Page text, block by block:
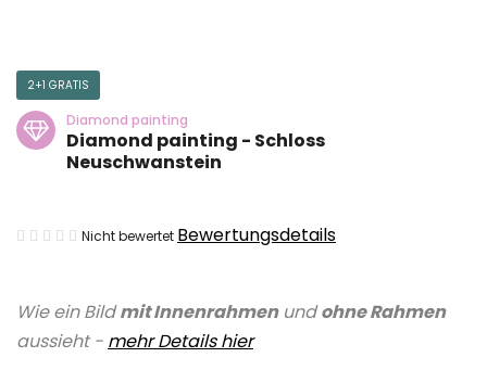
Wie ein Bildmit Innenrahmenundohne Rahmen
aussieht - mehr Details hier
2+1 GRATIS
Diamond painting
Diamond painting - Schloss
Neuschwanstein
Die
ist
0,0
Nicht bewertet Bewertungsdetails